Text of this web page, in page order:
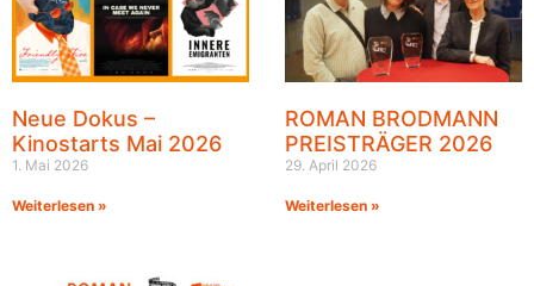
Neue Dokus –
Kinostarts Mai 2026
1. Mai 2026
Weiterlesen »
ROMAN BRODMANN
PREISTRÄGER 2026
29. April 2026
Weiterlesen »